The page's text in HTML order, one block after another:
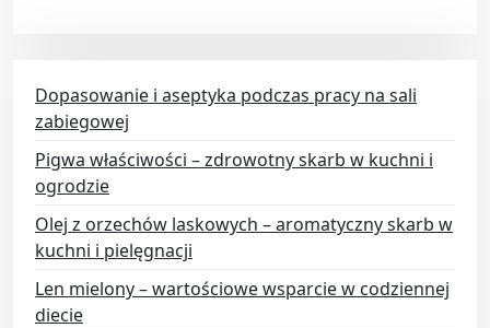
Dopasowanie i aseptyka podczas pracy na sali
zabiegowej
Pigwa właściwości – zdrowotny skarb w kuchni i
ogrodzie
Olej z orzechów laskowych – aromatyczny skarb w
kuchni i pielęgnacji
Len mielony – wartościowe wsparcie w codziennej
diecie